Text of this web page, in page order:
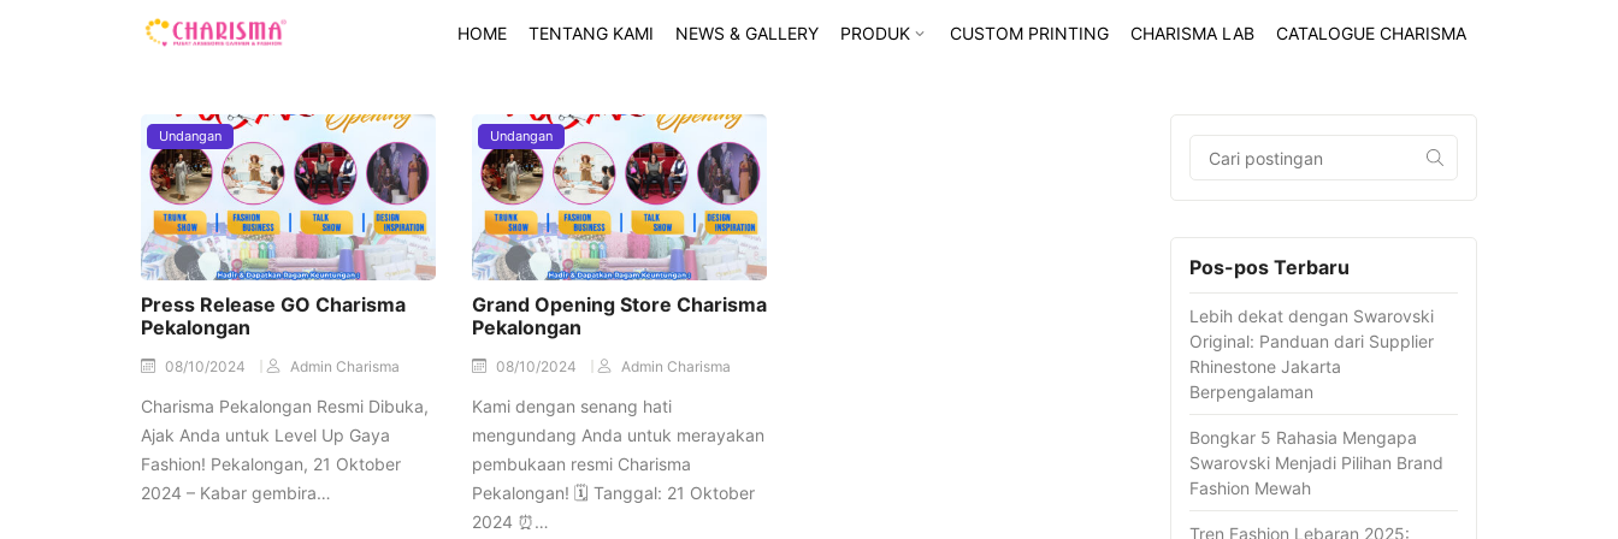
HOME TENTANG KAMI NEWS & GALLERY PRODUK CUSTOM PRINTING CHARISMA LAB CATALOGUE CHARISMA
Undangan
Press Release GO Charisma
Pekalongan
08/10/2024 Admin Charisma
Charisma Pekalongan Resmi Dibuka,
Ajak Anda untuk Level Up Gaya
Fashion! Pekalongan, 21 Oktober
2024 – Kabar gembira…
Undangan
Grand Opening Store Charisma
Pekalongan
08/10/2024 Admin Charisma
Kami dengan senang hati
mengundang Anda untuk merayakan
pembukaan resmi Charisma
Pekalongan! 🗓 Tanggal: 21 Oktober
2024 ⏰…
Pos-pos Terbaru
Lebih dekat dengan Swarovski
Original: Panduan dari Supplier
Rhinestone Jakarta
Berpengalaman
Bongkar 5 Rahasia Mengapa
Swarovski Menjadi Pilihan Brand
Fashion Mewah
Tren Fashion Lebaran 2025: